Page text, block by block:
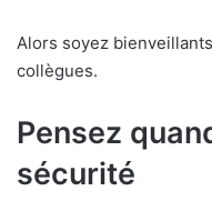
Alors soyez
collègues.
Pensez
sécurité